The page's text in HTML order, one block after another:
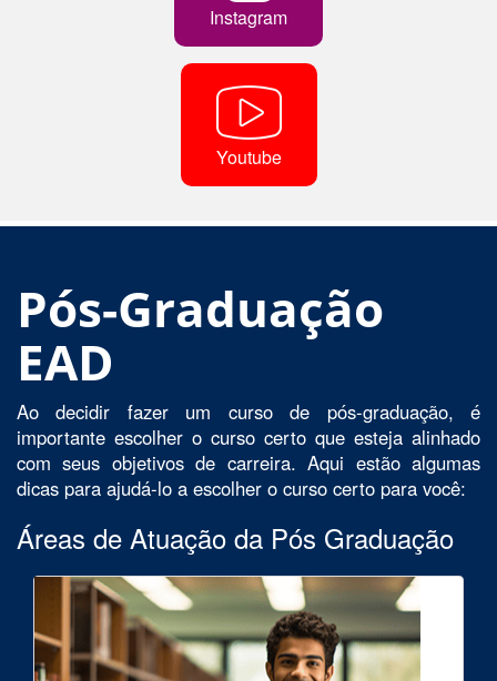
Instagram
Youtube
Pós-Graduação
EAD
Ao decidir fazer um curso de pós-graduação, é
importante escolher o curso certo que esteja alinhado
com seus objetivos de carreira. Aqui estão algumas
dicas para ajudá-lo a escolher o curso certo para você:
Áreas de Atuação da Pós Graduação